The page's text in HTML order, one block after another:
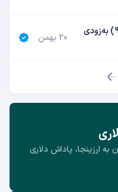
خرید ارز دیجیتال ناین بیت (9BIT) به‌زودی
20 بهمن
به ارزینجا، پاداش دلاری